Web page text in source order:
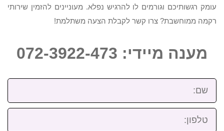
עומק רגשותיכם וגורמים לו להרגיש נפלא. מעוניינים להזמין שירותי
רקמה ממוחשבת? צרו קשר לקבלת הצעה משתלמת!
מענה מיידי: 072-3922-473
שם:
טלפון: